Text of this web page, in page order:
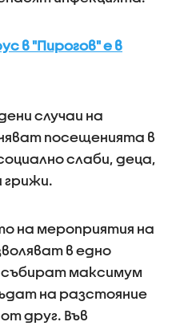
в "Пирогов" е в
случаи на
посещенията в
слаби, деца,
грижи.
на мероприятия на
в едно
максимум
на разстояние
друг. Във